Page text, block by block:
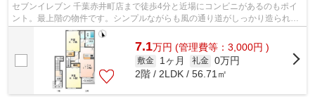
セブンイレブン 千葉赤井町店まで徒歩4分と近場にコンビニがあるのもポイ
ント。最上階の物件です。シンプルながらも風の通り道がしっかり造られて
いる物件です。こちらの物件はアパー...
7.1万円 (管理費等：3,000円 )
敷金 1ヶ月 礼金 0万円
2階 / 2LDK / 56.71㎡